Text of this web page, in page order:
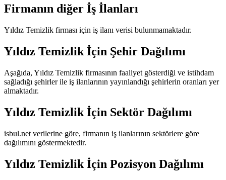
Firmanın diğer İş İlanları
Yıldız Temizlik firması için iş ilanı verisi bulunmamaktadır.
Yıldız Temizlik İçin Şehir Dağılımı
Aşağıda, Yıldız Temizlik firmasının faaliyet gösterdiği ve istihdam
sağladığı şehirler ile iş ilanlarının yayınlandığı şehirlerin oranları yer
almaktadır.
Yıldız Temizlik İçin Sektör Dağılımı
isbul.net verilerine göre, firmanın iş ilanlarının sektörlere göre
dağılımını göstermektedir.
Yıldız Temizlik İçin Pozisyon Dağılımı